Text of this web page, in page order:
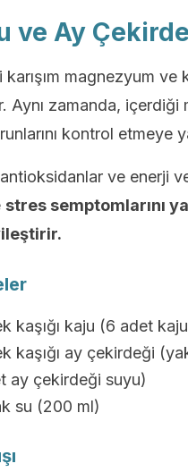
ve Ay
karışım magnezyum ve
Aynı zamanda, içerdiği
kontrol etmeye
ve enerji
stres semptomlarını
kaşığı kaju (6 adet
kaşığı ay çekirdeği
ay çekirdeği suyu)
su (200 ml)